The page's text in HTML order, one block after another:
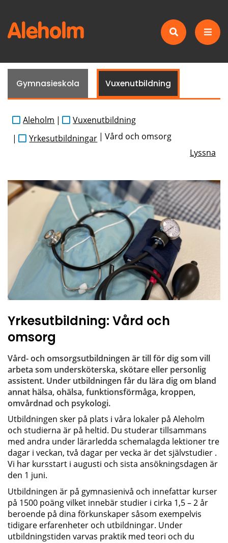
Gymnasieskola Vuxenutbildning
Aleholm |
Vuxenutbildning
|
Yrkesutbildningar | Vård och omsorg
Lyssna
Yrkesutbildning: Vård och
omsorg
Vård- och omsorgsutbildningen är till för dig som vill
arbeta som undersköterska, skötare eller personlig
assistent. Under utbildningen får du lära dig om bland
annat hälsa, ohälsa, funktionsförmåga, kroppen,
omvårdnad och psykologi.
Utbildningen sker på plats i våra lokaler på Aleholm
och studierna är på heltid. Du studerar tillsammans
med andra under lärarledda schemalagda lektioner tre
dagar i veckan, två dagar per vecka är det självstudier .
Vi har kursstart i augusti och sista ansökningsdagen är
den 1 juni.
Utbildningen är på gymnasienivå och innefattar kurser
på 1500 poäng vilket innebär studier i cirka 1,5 – 2 år
beroende på dina förkunskaper såsom exempelvis
tidigare erfarenheter och utbildningar. Under
utbildningstiden varvas praktik med teori och du